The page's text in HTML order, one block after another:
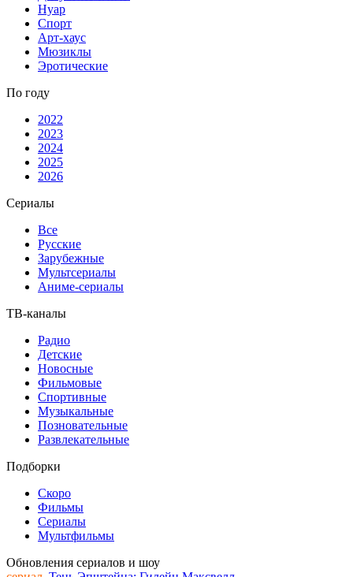
Нуар
Спорт
Арт-хаус
Мюзиклы
Эротические
По году
2022
2023
2024
2025
2026
Сериалы
Все
Русские
Зарубежные
Мультсериалы
Аниме-сериалы
ТВ-каналы
Радио
Детские
Новосные
Фильмовые
Спортивные
Музыкальные
Позновательные
Развлекательные
Подборки
Скоро
Фильмы
Сериалы
Мультфильмы
Обновления сериалов и шоу